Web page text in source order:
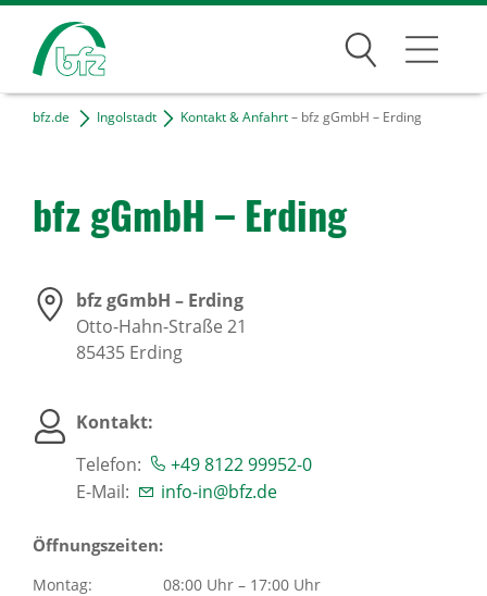
Suchen
Ingolstadt
Unser Team
Kontakt & Anfahrt
Freie Tätigkeiten
Für Unternehmen
Karriere
Über uns
bfz.de Ingolstadt Kontakt & Anfahrt– bfz gGmbH – Erding
bfz gGmbH – Erding
bfz gGmbH – Erding
Otto-Hahn-Straße 21
85435 Erding
Kontakt:
Telefon:
+49 8122 99952-0
E-Mail:
info-in@bfz.de
Öffnungszeiten:
Montag:
08:00 Uhr – 17:00 Uhr